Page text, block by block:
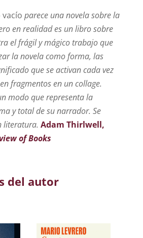
vacío parece una novela sobre la
en realidad es un libro sobre
el frágil y mágico trabajo que
la novela como forma, las
que se activan cada vez
fragmentos en un collage.
modo que representa la
y total de su narrador. Se
literatura. Adam Thirlwell,
of Books
del autor